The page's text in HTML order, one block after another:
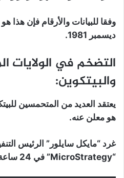
وفقا للبيانات والأرقام فإن هذا
ديسمبر 1981.
التضخم في الولايات
والبيتكوين:
يعتقد العديد من المتحمسين
هو معلن عنه.
غرد “مايكل سايلور” الرئيس
“MicroStrategy” في 24 ساعة الأخيرة: